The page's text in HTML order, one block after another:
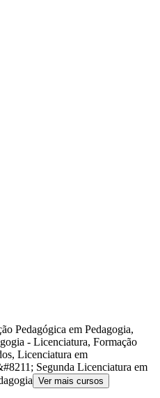
Pedagógica em Pedagogia,
- Licenciatura, Formação
Licenciatura em
Segunda Licenciatura em
Ver mais cursos